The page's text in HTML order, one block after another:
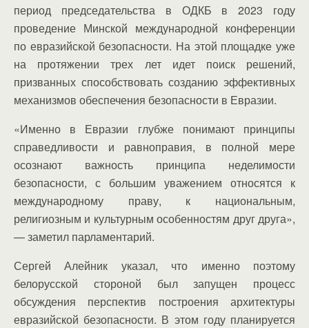
период председательства в ОДКБ в 2023 году
проведение Минской международной конференции
по евразийской безопасности. На этой площадке уже
на протяжении трех лет идет поиск решений,
призванных способствовать созданию эффективных
механизмов обеспечения безопасности в Евразии.
«Именно в Евразии глубже понимают принципы
справедливости и равноправия, в полной мере
осознают важность принципа неделимости
безопасности, с большим уважением относятся к
международному праву, к национальным,
религиозным и культурным особенностям друг друга»,
— заметил парламентарий.
Сергей Алейник указал, что именно поэтому
белорусской стороной был запущен процесс
обсуждения перспектив построения архитектуры
евразийской безопасности. В этом году планируется